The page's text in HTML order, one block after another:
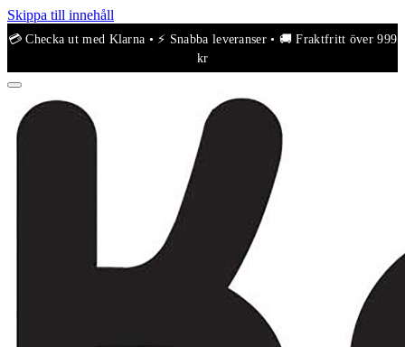
Skippa till innehåll